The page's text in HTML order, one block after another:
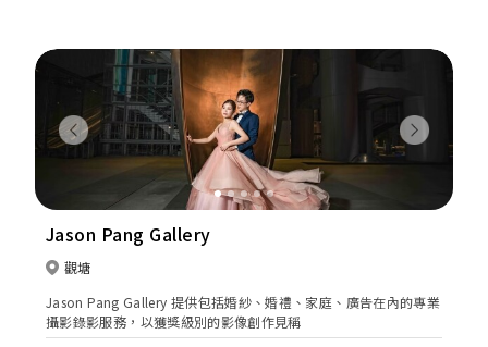
Previous Next
Jason Pang Gallery
觀塘
Jason Pang Gallery 提供包括婚紗、婚禮、家庭、廣告在內的專業
攝影錄影服務，以獲獎級別的影像創作見稱